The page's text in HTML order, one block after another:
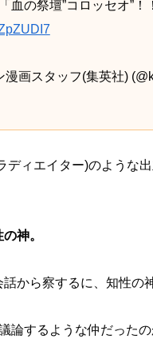
血の祭壇”コロッセオ”
画スタッフ(集英社)
ディエイター)のような
神。
から察するに、知性の
論するような仲だったの